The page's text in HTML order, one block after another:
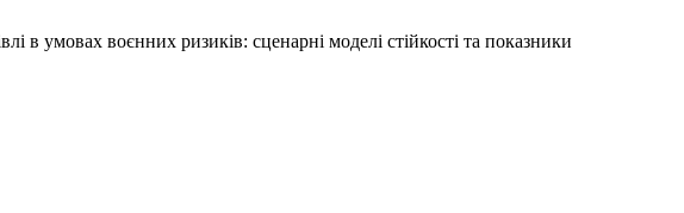
умовах воєнних ризиків: сценарні моделі стійкості та показники